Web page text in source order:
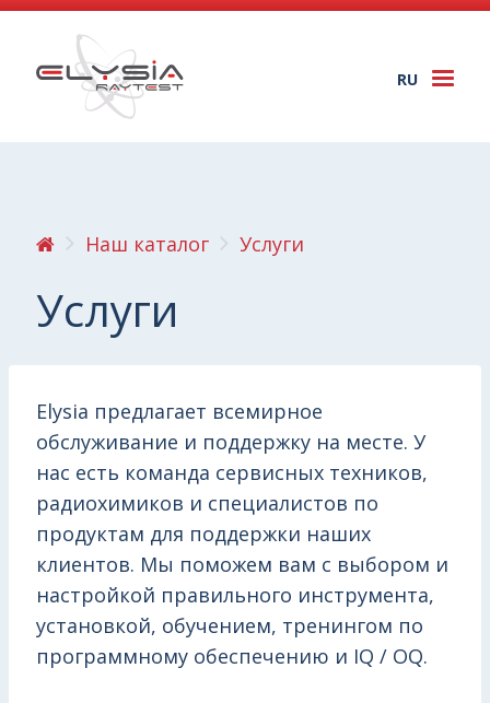
RU
Наш каталог Услуги
Услуги
Elysia предлагает всемирное
обслуживание и поддержку на месте. У
нас есть команда сервисных техников,
радиохимиков и специалистов по
продуктам для поддержки наших
клиентов. Мы поможем вам с выбором и
настройкой правильного инструмента,
установкой, обучением, тренингом по
программному обеспечению и IQ / OQ.